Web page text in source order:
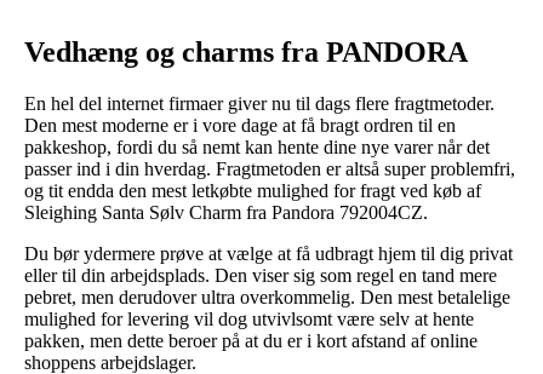
Vedhæng og charms fra PANDORA
En hel del internet firmaer giver nu til dags flere fragtmetoder.
Den mest moderne er i vore dage at få bragt ordren til en
pakkeshop, fordi du så nemt kan hente dine nye varer når det
passer ind i din hverdag. Fragtmetoden er altså super problemfri,
og tit endda den mest letkøbte mulighed for fragt ved køb af
Sleighing Santa Sølv Charm fra Pandora 792004CZ.
Du bør ydermere prøve at vælge at få udbragt hjem til dig privat
eller til din arbejdsplads. Den viser sig som regel en tand mere
pebret, men derudover ultra overkommelig. Den mest betalelige
mulighed for levering vil dog utvivlsomt være selv at hente
pakken, men dette beroer på at du er i kort afstand af online
shoppens arbejdslager.